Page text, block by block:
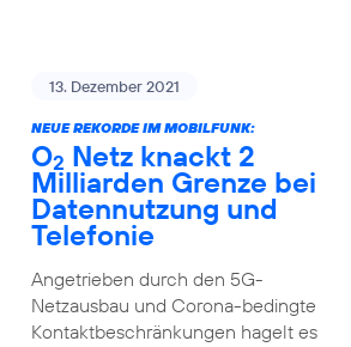
13. Dezember 2021
NEUE REKORDE IM MOBILFUNK:
O2 Netz knackt 2
Milliarden Grenze bei
Datennutzung und
Telefonie
Angetrieben durch den 5G-
Netzausbau und Corona-bedingte
Kontaktbeschränkungen hagelt es